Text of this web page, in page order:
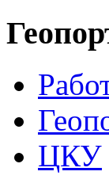
ЦКУ